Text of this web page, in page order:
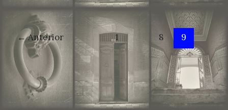
←Anterior 1 … 8 9